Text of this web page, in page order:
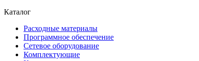
Каталог
Расходные материалы
Программное обеспечение
Сетевое оборудование
Комплектующие